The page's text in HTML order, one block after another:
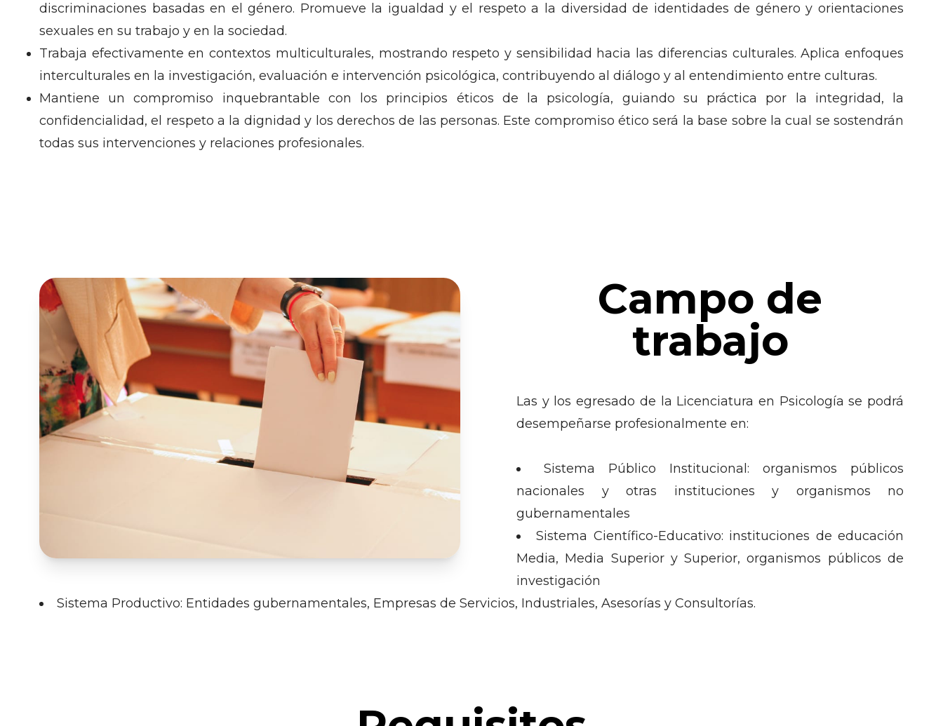
discriminaciones basadas en el género. Promueve la igualdad y el respeto a la diversidad de identidades de género y orientaciones
sexuales en su trabajo y en la sociedad.
Trabaja efectivamente en contextos multiculturales, mostrando respeto y sensibilidad hacia las diferencias culturales. Aplica enfoques
interculturales en la investigación, evaluación e intervención psicológica, contribuyendo al diálogo y al entendimiento entre culturas.
Mantiene un compromiso inquebrantable con los principios éticos de la psicología, guiando su práctica por la integridad, la
confidencialidad, el respeto a la dignidad y los derechos de las personas. Este compromiso ético será la base sobre la cual se sostendrán
todas sus intervenciones y relaciones profesionales.
Campo de
trabajo
Las y los egresado de la Licenciatura en Psicología se podrá
desempeñarse profesionalmente en:
Sistema Público Institucional: organismos públicos
nacionales y otras instituciones y organismos no
gubernamentales
Sistema Científico-Educativo: instituciones de educación
Media, Media Superior y Superior, organismos públicos de
investigación
Sistema Productivo: Entidades gubernamentales, Empresas de Servicios, Industriales, Asesorías y Consultorías.